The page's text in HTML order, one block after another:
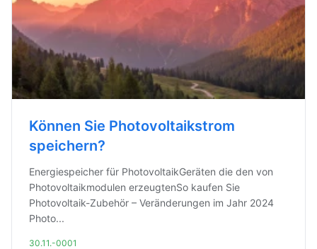
Können Sie Photovoltaikstrom
speichern?
Energiespeicher für PhotovoltaikGeräten die den von
Photovoltaikmodulen erzeugtenSo kaufen Sie
Photovoltaik-Zubehör – Veränderungen im Jahr 2024
Photo...
30.11.-0001